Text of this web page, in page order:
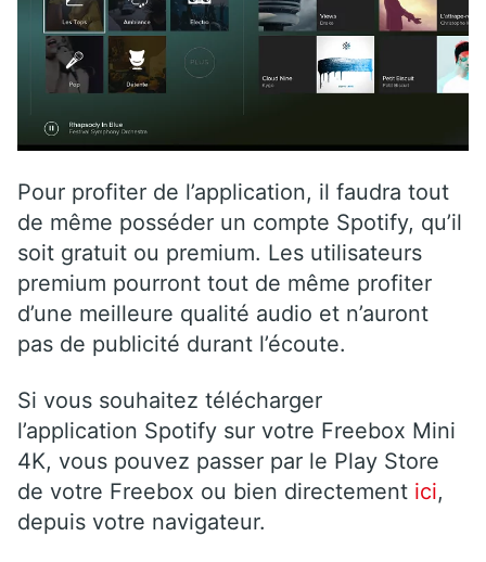
Pour profiter de l’application, il faudra tout
de même posséder un compte Spotify, qu’il
soit gratuit ou premium. Les utilisateurs
premium pourront tout de même profiter
d’une meilleure qualité audio et n’auront
pas de publicité durant l’écoute.
Si vous souhaitez télécharger
l’application Spotify sur votre Freebox Mini
4K, vous pouvez passer par le Play Store
de votre Freebox ou bien directement ici,
depuis votre navigateur.